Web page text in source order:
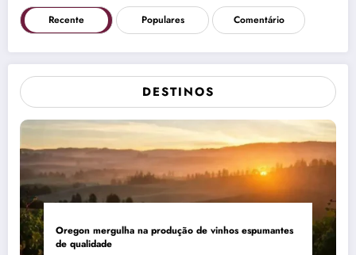
Recente Populares Comentário
DESTINOS
Oregon mergulha na produção de vinhos espumantes
de qualidade